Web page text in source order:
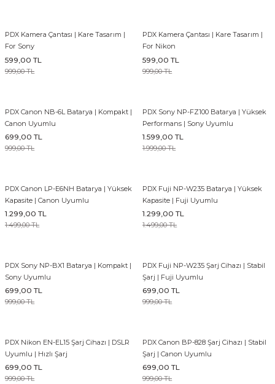
PDX Kamera Çantası | Kare Tasarım |
For Sony
599,00 TL
999,00 TL
PDX Kamera Çantası | Kare Tasarım |
For Nikon
599,00 TL
999,00 TL
PDX Canon NB-6L Batarya | Kompakt |
Canon Uyumlu
699,00 TL
999,00 TL
PDX Sony NP-FZ100 Batarya | Yüksek
Performans | Sony Uyumlu
1.599,00 TL
1.999,00 TL
PDX Canon LP-E6NH Batarya | Yüksek
Kapasite | Canon Uyumlu
1.299,00 TL
1.499,00 TL
PDX Fuji NP-W235 Batarya | Yüksek
Kapasite | Fuji Uyumlu
1.299,00 TL
1.499,00 TL
PDX Sony NP-BX1 Batarya | Kompakt |
Sony Uyumlu
699,00 TL
999,00 TL
PDX Fuji NP-W235 Şarj Cihazı | Stabil
Şarj | Fuji Uyumlu
699,00 TL
999,00 TL
PDX Nikon EN-EL15 Şarj Cihazı | DSLR
Uyumlu | Hızlı Şarj
699,00 TL
999,00 TL
PDX Canon BP-828 Şarj Cihazı | Stabil
Şarj | Canon Uyumlu
699,00 TL
999,00 TL